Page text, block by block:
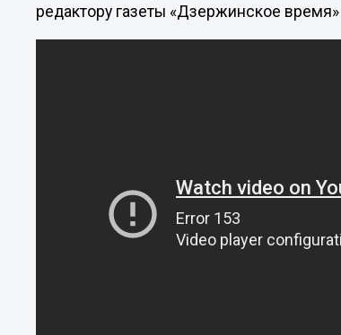
редактору газеты «Дзержинское